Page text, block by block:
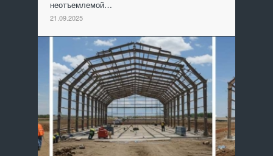
неотъемлемой…
21.09.2025